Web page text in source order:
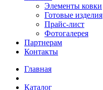
Элементы ковки
Готовые изделия
Прайс-лист
Фотогалерея
Партнерам
Контакты
Главная
Каталог